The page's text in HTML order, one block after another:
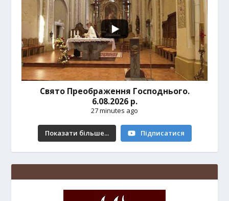
Свято Преображення Господнього.
6.08.2026 р.
27 minutes ago
Показати більше... Підписатися